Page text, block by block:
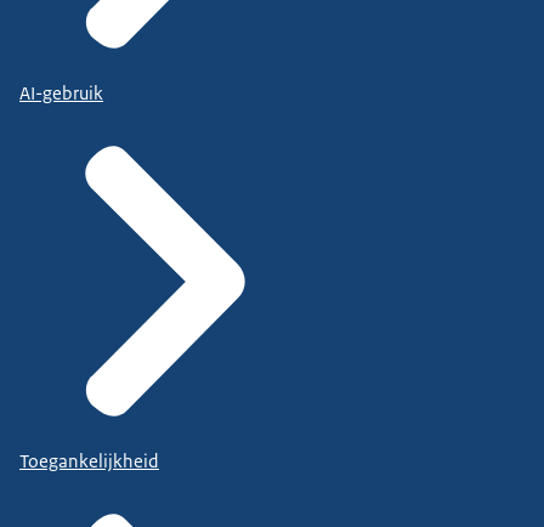
AI-gebruik
Toegankelijkheid